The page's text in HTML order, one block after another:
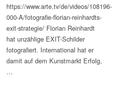
https://www.arte.tv/de/videos/108196-
000-A/fotografie-florian-reinhardts-
exit-strategie/ Florian Reinhardt
hat unzählige EXIT-Schilder
fotografiert. International hat er
damit auf dem Kunstmarkt Erfolg,
…